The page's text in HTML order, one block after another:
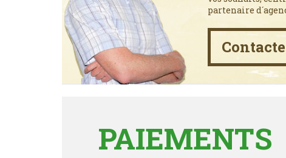
partenaire
PAIEMENTS